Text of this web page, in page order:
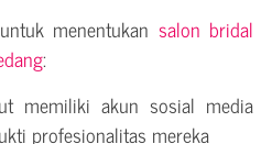
menentukan salon bridal
:
memiliki akun sosial media
profesionalitas mereka